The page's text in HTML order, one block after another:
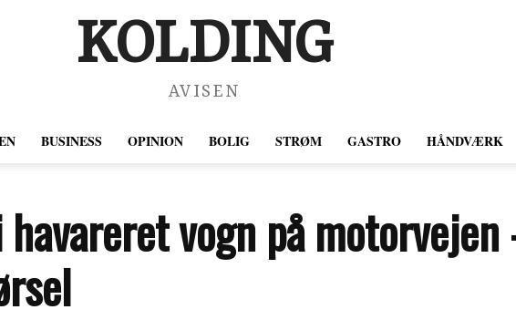
KOLDING
AVISEN
BUSINESS OPINION BOLIG STRØM GASTRO HÅNDVÆRK
vogn på